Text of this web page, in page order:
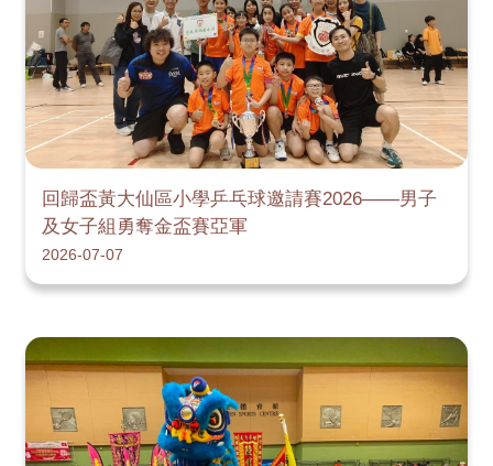
回歸盃黃大仙區小學乒乓球邀請賽2026——男子
及女子組勇奪金盃賽亞軍
2026-07-07